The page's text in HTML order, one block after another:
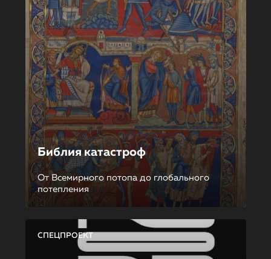
Библия катастроф
От Всемирного потопа до глобального
потепления
СПЕЦПРОЕКТ